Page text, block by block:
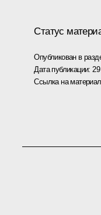
Статус
Опубликован в
Дата публикации:
Ссылка на